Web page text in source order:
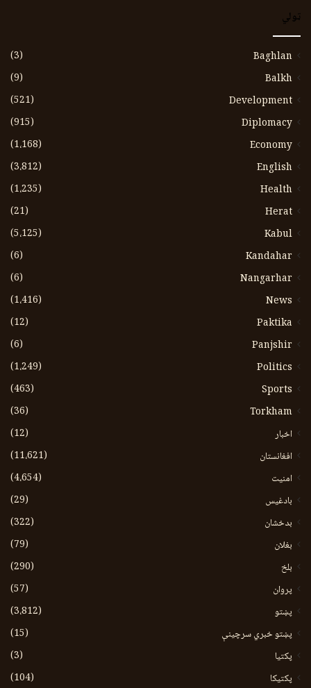
ټولي
Baghlan
(3)
Balkh
(9)
Development
(521)
Diplomacy
(915)
Economy
(1،168)
English
(3،812)
Health
(1،235)
Herat
(21)
Kabul
(5،125)
Kandahar
(6)
Nangarhar
(6)
News
(1،416)
Paktika
(12)
Panjshir
(6)
Politics
(1،249)
Sports
(463)
Torkham
(36)
اخبار
(12)
افغانستان
(11،621)
امنیت
(4،654)
بادغیس
(29)
بدخشان
(322)
بغلان
(79)
بلخ
(290)
پروان
(57)
پښتو
(3،812)
پښتو خبري سرچينې
(15)
پکتيا
(3)
پکتیکا
(104)